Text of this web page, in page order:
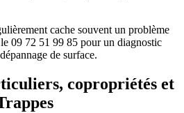
cache souvent un problème
09 72 51 99 85 pour un diagnostic
de surface.
copropriétés et